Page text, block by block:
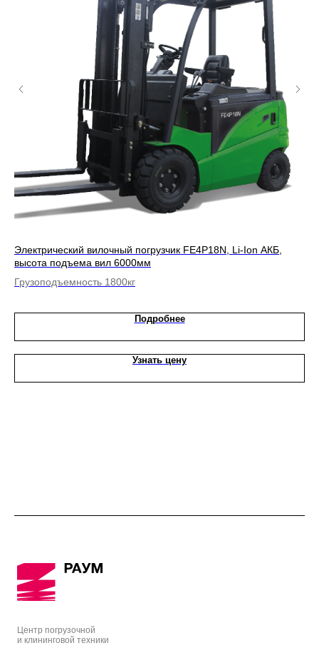
Электрический вилочный погрузчик FE4P18N, Li-Ion АКБ,
высота подъема вил 6000мм
Грузоподъемность 1800кг
Подробнее
Узнать цену
Центр погрузочной
и клининговой техники